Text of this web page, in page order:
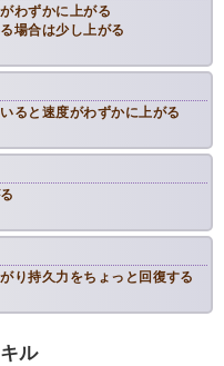
わずかに上がる
場合は少し上がる
ると速度がわずかに上がる
り持久力をちょっと回復する
ル